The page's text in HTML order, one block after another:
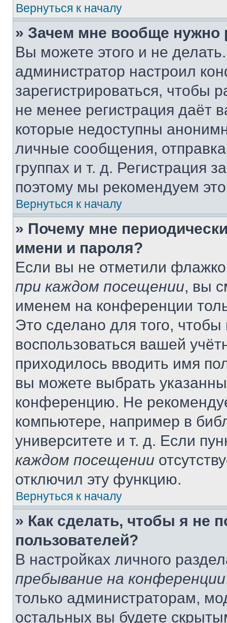
Вернуться к началу
» Зачем мне вообще нужно
Вы можете этого и не
администратор настроил
зарегистрироваться, чтобы
не менее регистрация даёт
которые недоступны
личные сообщения,
группах и т. д. Регистрация
поэтому мы рекомендуем
Вернуться к началу
» Почему мне
имени и пароля?
Если вы не отметили
при каждом посещении, вы
именем на конференции
Это сделано для того, чтобы
воспользоваться вашей
приходилось вводить имя
вы можете выбрать
конференцию. Не
компьютере, например в
университете и т. д. Если
каждом посещении
отключил эту функцию.
Вернуться к началу
» Как сделать, чтобы я не
пользователей?
В настройках личного
пребывание на конференции
только администраторам,
остальных вы будете